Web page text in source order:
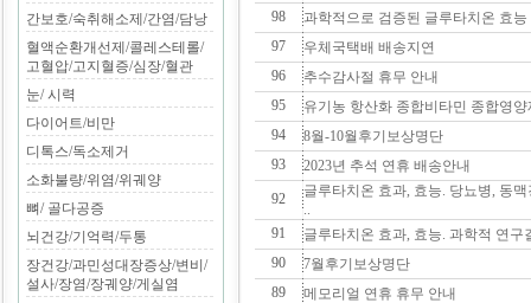
간보호/숙취해소제/간염/담낭
혈액순환개선제/콜레스테롤/
고혈압/고지혈증/심장/혈관
눈/ 시력
다이어트/비만
디톡스/독소제거
소화불량/위염/위궤양
뼈/ 골다공증
뇌건강/기억력/두통
장건강/과민성대장증상/변비/
설사/장염/장궤양/게실염
98
과학적으로 검증된 글루타치온 효능
97
우체국택배 배송지연
96
추수감사절 휴무 안내
95
유기농 항산화 종합비타민 종합영양
94
8월-10월후기보상명단
93
2023년 추석 연휴 배송안내
92
글루타치온 효과, 효능. 당뇨병, 동
..
91
글루타치온 효과, 효능. 과학적 연구
90
7월후기보상명단
89
메모리얼 연휴 휴무 안내